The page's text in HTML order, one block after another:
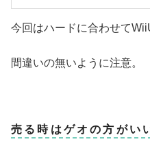
今回はハードに合わせて
間違いの無いように注意。
売る時はゲオの方がい